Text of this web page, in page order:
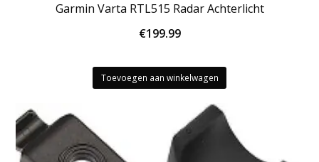
Garmin Varta RTL515 Radar Achterlicht
€199.99
Toevoegen aan winkelwagen